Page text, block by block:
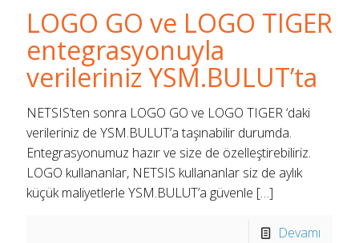
LOGO GO ve LOGO TIGER
entegrasyonuyla
verileriniz YSM.BULUT’ta
NETSIS’ten sonra LOGO GO ve LOGO TIGER ‘daki
verileriniz de YSM.BULUT’a taşınabilir durumda.
Entegrasyonumuz hazır ve size de özelleştirebiliriz.
LOGO kullananlar, NETSIS kullananlar siz de aylık
küçük maliyetlerle YSM.BULUT’a güvenle […]
Devamı